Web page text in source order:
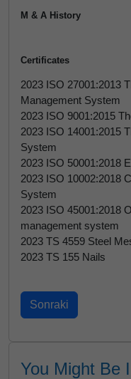
M & A History
Certificates
2023 ISO 27001:2013
Management System
2023 ISO 9001:2015
2023 ISO 14001:2015
System
2023 ISO 50001:2018
2023 ISO 10002:2018
System
2023 ISO 45001:2018
management system
2023 TS 4559 Steel
2023 TS 155 Nails
You Might Be